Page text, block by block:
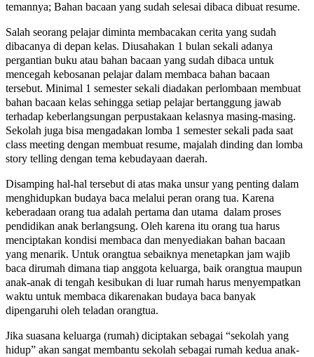
temannya; Bahan bacaan yang sudah selesai dibaca dibuat resume.
Salah seorang pelajar diminta membacakan cerita yang sudah
dibacanya di depan kelas. Diusahakan 1 bulan sekali adanya
pergantian buku atau bahan bacaan yang sudah dibaca untuk
mencegah kebosanan pelajar dalam membaca bahan bacaan
tersebut. Minimal 1 semester sekali diadakan perlombaan membuat
bahan bacaan kelas sehingga setiap pelajar bertanggung jawab
terhadap keberlangsungan perpustakaan kelasnya masing-masing.
Sekolah juga bisa mengadakan lomba 1 semester sekali pada saat
class meeting dengan membuat resume, majalah dinding dan lomba
story telling dengan tema kebudayaan daerah.
Disamping hal-hal tersebut di atas maka unsur yang penting dalam
menghidupkan budaya baca melalui peran orang tua. Karena
keberadaan orang tua adalah pertama dan utama dalam proses
pendidikan anak berlangsung. Oleh karena itu orang tua harus
menciptakan kondisi membaca dan menyediakan bahan bacaan
yang menarik. Untuk orangtua sebaiknya menetapkan jam wajib
baca dirumah dimana tiap anggota keluarga, baik orangtua maupun
anak-anak di tengah kesibukan di luar rumah harus menyempatkan
waktu untuk membaca dikarenakan budaya baca banyak
dipengaruhi oleh teladan orangtua.
Jika suasana keluarga (rumah) diciptakan sebagai “sekolah yang
hidup” akan sangat membantu sekolah sebagai rumah kedua anak-